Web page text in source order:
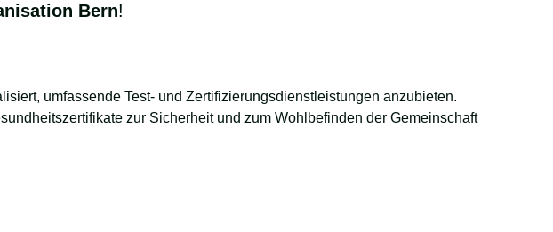
Bern!
umfassende Test- und Zertifizierungsdienstleistungen anzubieten.
zur Sicherheit und zum Wohlbefinden der Gemeinschaft